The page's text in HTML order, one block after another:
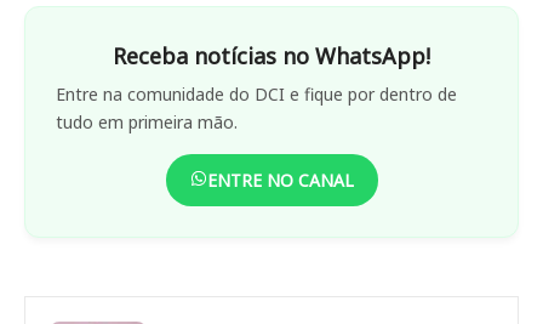
Receba notícias no WhatsApp!
Entre na comunidade do DCI e fique por dentro de
tudo em primeira mão.
ENTRE NO CANAL